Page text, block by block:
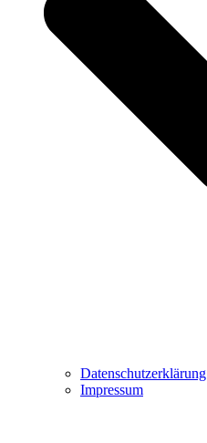
Datenschutzerklärung
Impressum